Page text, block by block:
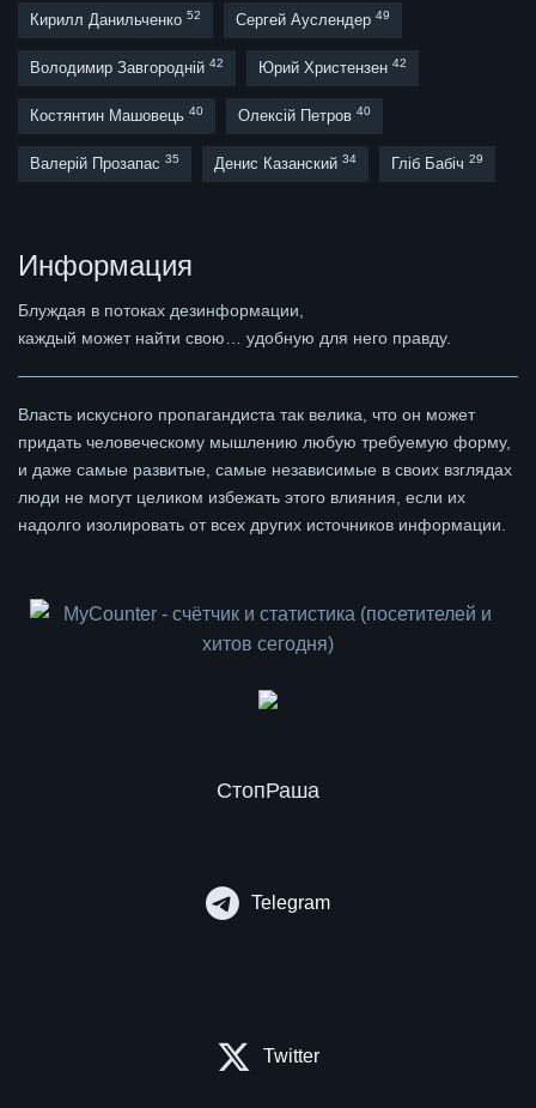
Кирилл Данильченко 52 Сергей Ауслендер 49
Володимир Завгородній 42 Юрий Христензен 42
Костянтин Машовець 40 Олексій Петров 40
Валерій Прозапас 35 Денис Казанский 34 Гліб Бабіч 29
Информация
Блуждая в потоках дезинформации,
каждый может найти свою… удобную для него правду.
Власть искусного пропагандиста так велика, что он может
придать человеческому мышлению любую требуемую форму,
и даже самые развитые, самые независимые в своих взглядах
люди не могут целиком избежать этого влияния, если их
надолго изолировать от всех других источников информации.
СтопРаша
Telegram
Twitter